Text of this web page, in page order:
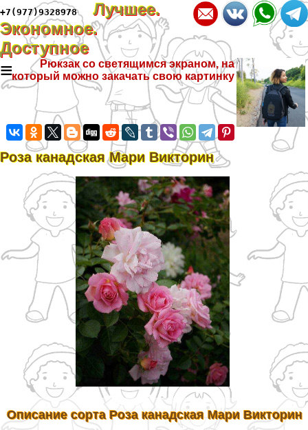
+7(977)9328978
Лучшее.
Экономное.
Доступное
≡
Рюкзак со светящимся экраном, на
который можно закачать свою картинку
Роза канадская Мари Викторин
Описание сорта Роза канадская Мари Викторин